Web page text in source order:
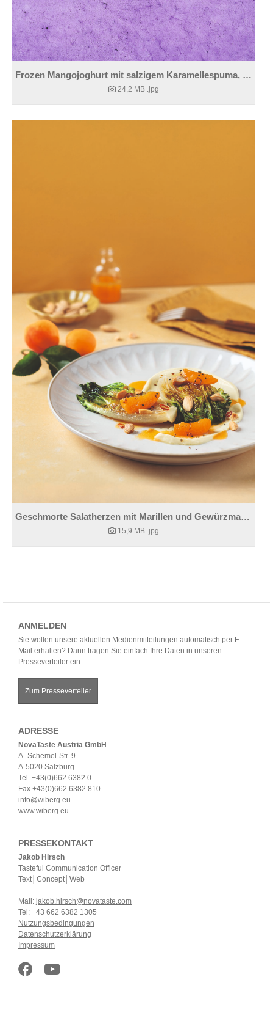
Frozen Mangojoghurt mit salzigem Karamellespuma, braunem Rum und Sesamcracker.
24,2 MB .jpg
Geschmorte Salatherzen mit Marillen und Gewürzmandeln
15,9 MB .jpg
ANMELDEN
Sie wollen unsere aktuellen Medienmitteilungen automatisch per E-
Mail erhalten? Dann tragen Sie einfach Ihre Daten in unseren
Presseverteiler ein:
Zum Presseverteiler
ADRESSE
NovaTaste Austria GmbH
A.-Schemel-Str. 9
A-5020 Salzburg
Tel. +43(0)662.6382.0
Fax +43(0)662.6382.810
info@wiberg.eu
www.wiberg.eu
PRESSEKONTAKT
Jakob Hirsch
Tasteful Communication Officer
Text│Concept│Web
Mail: jakob.hirsch@novataste.com
Tel: +43 662 6382 1305
Nutzungsbedingungen
Datenschutzerklärung
Impressum